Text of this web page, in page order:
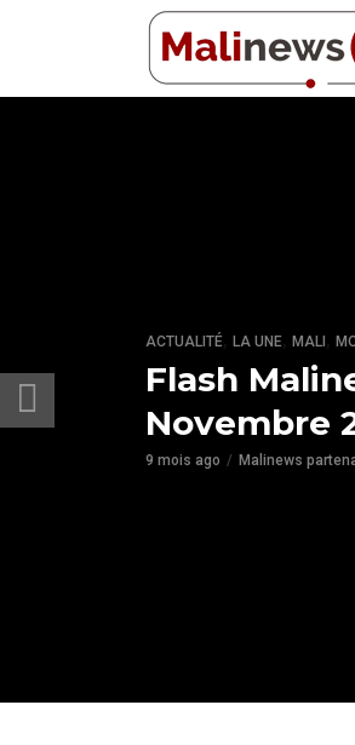
ACTUALITÉ LA UNE MALI
Flash
Novembre
9 mois ago Malinews